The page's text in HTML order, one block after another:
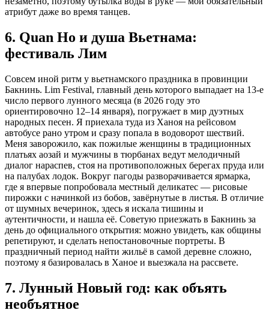
атрибут даже во время танцев.
6. Quan Ho и душа Вьетнама:
фестиваль Лим
Совсем иной ритм у вьетнамского праздника в провинции
Бакнинь. Lim Festival, главный день которого выпадает на 13-е
число первого лунного месяца (в 2026 году это
ориентировочно 12–14 января), погружает в мир дуэтных
народных песен. Я приехала туда из Ханоя на рейсовом
автобусе рано утром и сразу попала в водоворот шествий.
Меня заворожило, как пожилые женщины в традиционных
платьях аозай и мужчины в тюрбанах ведут мелодичный
диалог нараспев, стоя на противоположных берегах пруда или
на палубах лодок. Вокруг пагоды разворачивается ярмарка,
где я впервые попробовала местный деликатес — рисовые
пирожки с начинкой из бобов, завёрнутые в листья. В отличие
от шумных вечеринок, здесь я искала тишины и
аутентичности, и нашла её. Советую приезжать в Бакнинь за
день до официального открытия: можно увидеть, как общины
репетируют, и сделать непостановочные портреты. В
праздничный период найти жильё в самой деревне сложно,
поэтому я базировалась в Ханое и выезжала на рассвете.
7. Лунный Новый год: как объять
необъятное